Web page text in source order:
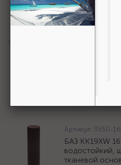
Артикул:
Шнур
полиэфирный,
Артикул: 3550-
БАЗ KK19XW
водостойкий,
тканевой